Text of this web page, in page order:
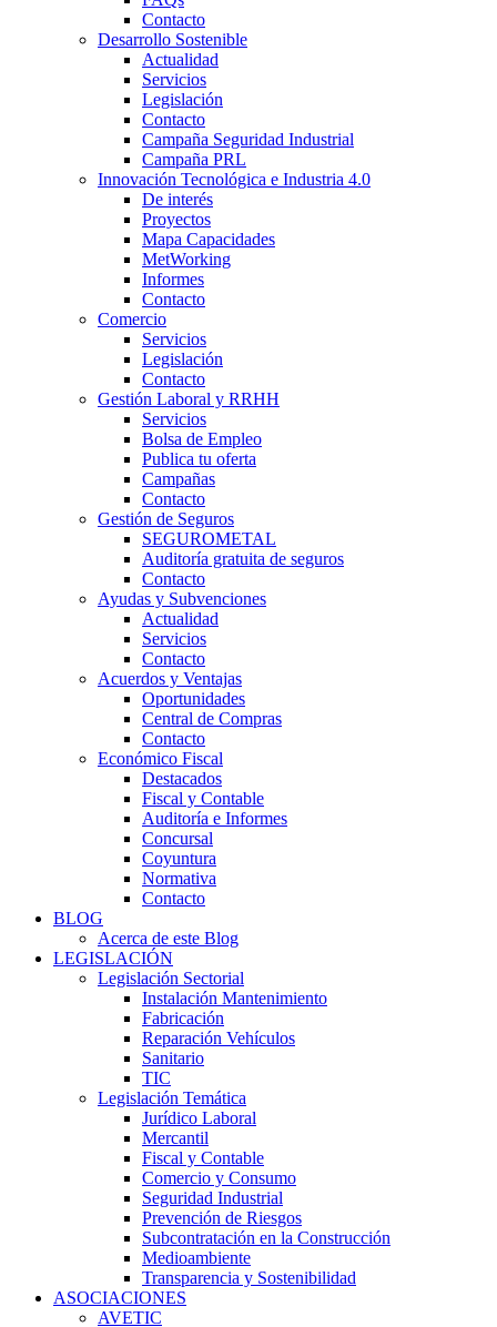
Contacto
Desarrollo Sostenible
Actualidad
Servicios
Legislación
Contacto
Campaña Seguridad Industrial
Campaña PRL
Innovación Tecnológica e Industria 4.0
De interés
Proyectos
Mapa Capacidades
MetWorking
Informes
Contacto
Comercio
Servicios
Legislación
Contacto
Gestión Laboral y RRHH
Servicios
Bolsa de Empleo
Publica tu oferta
Campañas
Contacto
Gestión de Seguros
SEGUROMETAL
Auditoría gratuita de seguros
Contacto
Ayudas y Subvenciones
Actualidad
Servicios
Contacto
Acuerdos y Ventajas
Oportunidades
Central de Compras
Contacto
Económico Fiscal
Destacados
Fiscal y Contable
Auditoría e Informes
Concursal
Coyuntura
Normativa
Contacto
BLOG
Acerca de este Blog
LEGISLACIÓN
Legislación Sectorial
Instalación Mantenimiento
Fabricación
Reparación Vehículos
Sanitario
TIC
Legislación Temática
Jurídico Laboral
Mercantil
Fiscal y Contable
Comercio y Consumo
Seguridad Industrial
Prevención de Riesgos
Subcontratación en la Construcción
Medioambiente
Transparencia y Sostenibilidad
ASOCIACIONES
AVETIC